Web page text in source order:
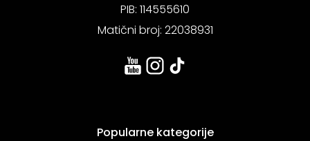
PIB: 114555610
Matični broj: 22038931
Popularne kategorije